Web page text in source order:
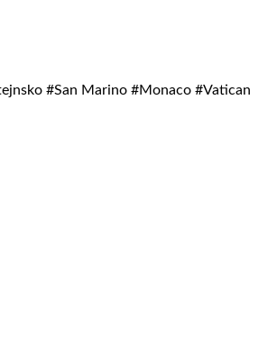
#San Marino #Monaco #Vatican